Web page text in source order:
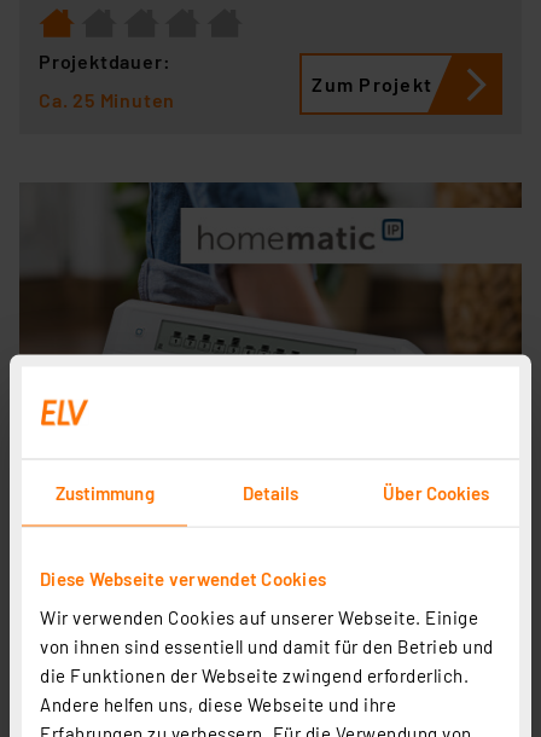
Zustimmung Details Über Cookies
Diese Webseite verwendet Cookies
Wir verwenden Cookies auf unserer Webseite. Einige
von ihnen sind essentiell und damit für den Betrieb und
die Funktionen der Webseite zwingend erforderlich.
Andere helfen uns, diese Webseite und ihre
Erfahrungen zu verbessern. Für die Verwendung von
Projektdauer:
Ca. 25 Minuten
Zum Projekt
Komfortable, hocheffiziente Fußbodenheizung
mit Homematic IP
Wir zeigen Ihnen Schritt für Schritt, wie Sie Ihre
Homematic IP Fußboden-Heizungssteuerung mit
Stetigregelung ganz einfach in Betrieb nehmen.